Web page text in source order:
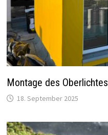
Montage des Oberlichtes
18. September 2025